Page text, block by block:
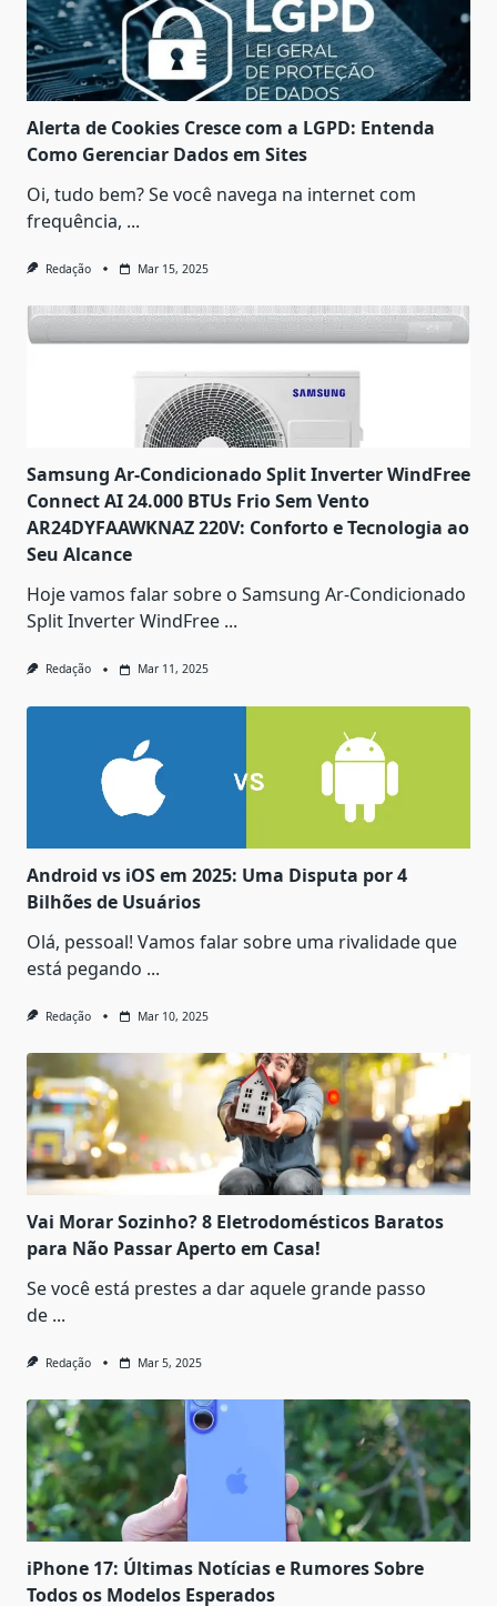
Alerta de Cookies Cresce com a LGPD: Entenda
Como Gerenciar Dados em Sites
Oi, tudo bem? Se você navega na internet com
frequência, ...
Redação Mar 15, 2025
Samsung Ar-Condicionado Split Inverter WindFree
Connect AI 24.000 BTUs Frio Sem Vento
AR24DYFAAWKNAZ 220V: Conforto e Tecnologia ao
Seu Alcance
Hoje vamos falar sobre o Samsung Ar-Condicionado
Split Inverter WindFree ...
Redação Mar 11, 2025
Android vs iOS em 2025: Uma Disputa por 4
Bilhões de Usuários
Olá, pessoal! Vamos falar sobre uma rivalidade que
está pegando ...
Redação Mar 10, 2025
Vai Morar Sozinho? 8 Eletrodomésticos Baratos
para Não Passar Aperto em Casa!
Se você está prestes a dar aquele grande passo
de ...
Redação Mar 5, 2025
iPhone 17: Últimas Notícias e Rumores Sobre
Todos os Modelos Esperados